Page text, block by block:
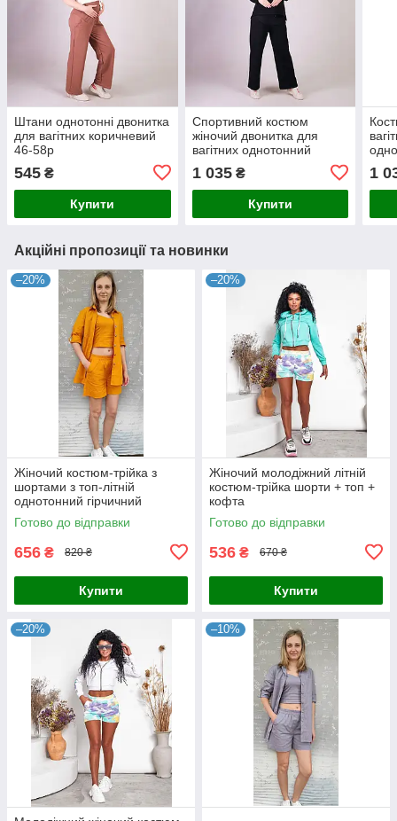
Штани однотонні двонитка
для вагітних коричневий
46-58р
545 ₴
Купити
Спортивний костюм
жіночий двонитка для
вагітних однотонний
1 035₴
Купити
1
Акційні пропозиції та новинки
–20%
Жіночий костюм-трійка з
шортами з топ-літній
однотонний гірчичний
Готово до відправки
656 ₴ 820 ₴
Купити
–20%
Жіночий молодіжний літній
костюм-трійка шорти + топ +
кофта
Готово до відправки
536 ₴ 670 ₴
Купити
–20% –10%